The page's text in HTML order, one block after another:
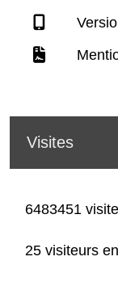
Visites
6483451
25 visiteurs